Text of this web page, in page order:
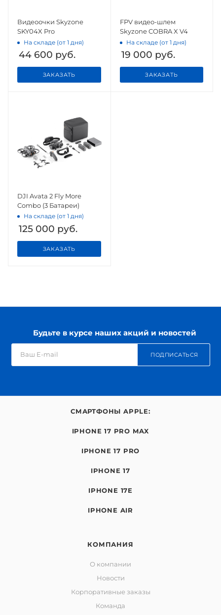
Видеоочки Skyzone
SKY04X Pro
На складе (от 1 дня)
44 600 руб.
ЗАКАЗАТЬ
FPV видео-шлем
Skyzone COBRA X V4
На складе (от 1 дня)
19 000 руб.
ЗАКАЗАТЬ
DJI Avata 2 Fly More
Combo (3 Батареи)
На складе (от 1 дня)
125 000 руб.
ЗАКАЗАТЬ
Будьте в курсе наших акций и новостей
ПОДПИСАТЬСЯ
СМАРТФОНЫ APPLE:
IPHONE 17 PRO MAX
IPHONE 17 PRO
IPHONE 17
IPHONE 17E
IPHONE AIR
КОМПАНИЯ
О компании
Новости
Корпоративные заказы
Команда